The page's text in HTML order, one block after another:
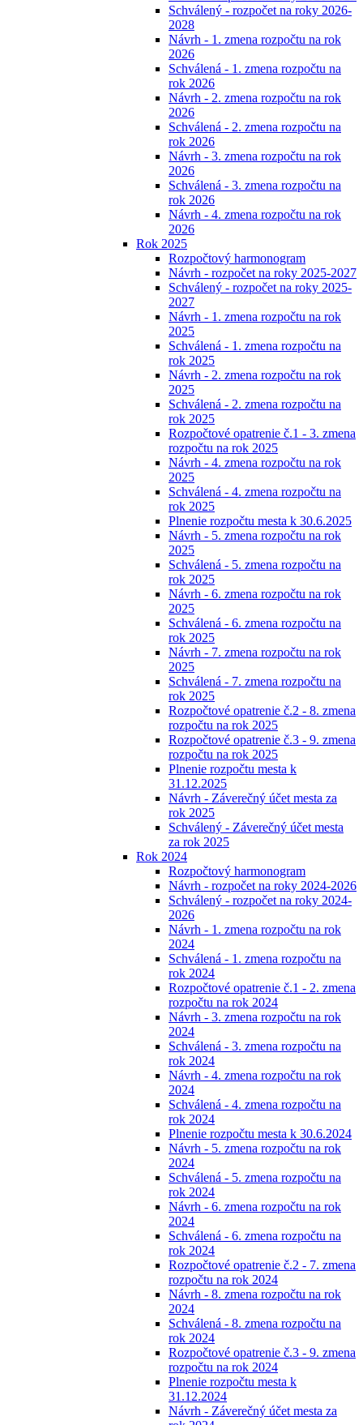
Schválený - rozpočet na roky 2026-
2028
Návrh - 1. zmena rozpočtu na rok
2026
Schválená - 1. zmena rozpočtu na
rok 2026
Návrh - 2. zmena rozpočtu na rok
2026
Schválená - 2. zmena rozpočtu na
rok 2026
Návrh - 3. zmena rozpočtu na rok
2026
Schválená - 3. zmena rozpočtu na
rok 2026
Návrh - 4. zmena rozpočtu na rok
2026
Rok 2025
Rozpočtový harmonogram
Návrh - rozpočet na roky 2025-2027
Schválený - rozpočet na roky 2025-
2027
Návrh - 1. zmena rozpočtu na rok
2025
Schválená - 1. zmena rozpočtu na
rok 2025
Návrh - 2. zmena rozpočtu na rok
2025
Schválená - 2. zmena rozpočtu na
rok 2025
Rozpočtové opatrenie č.1 - 3. zmena
rozpočtu na rok 2025
Návrh - 4. zmena rozpočtu na rok
2025
Schválená - 4. zmena rozpočtu na
rok 2025
Plnenie rozpočtu mesta k 30.6.2025
Návrh - 5. zmena rozpočtu na rok
2025
Schválená - 5. zmena rozpočtu na
rok 2025
Návrh - 6. zmena rozpočtu na rok
2025
Schválená - 6. zmena rozpočtu na
rok 2025
Návrh - 7. zmena rozpočtu na rok
2025
Schválená - 7. zmena rozpočtu na
rok 2025
Rozpočtové opatrenie č.2 - 8. zmena
rozpočtu na rok 2025
Rozpočtové opatrenie č.3 - 9. zmena
rozpočtu na rok 2025
Plnenie rozpočtu mesta k
31.12.2025
Návrh - Záverečný účet mesta za
rok 2025
Schválený - Záverečný účet mesta
za rok 2025
Rok 2024
Rozpočtový harmonogram
Návrh - rozpočet na roky 2024-2026
Schválený - rozpočet na roky 2024-
2026
Návrh - 1. zmena rozpočtu na rok
2024
Schválená - 1. zmena rozpočtu na
rok 2024
Rozpočtové opatrenie č.1 - 2. zmena
rozpočtu na rok 2024
Návrh - 3. zmena rozpočtu na rok
2024
Schválená - 3. zmena rozpočtu na
rok 2024
Návrh - 4. zmena rozpočtu na rok
2024
Schválená - 4. zmena rozpočtu na
rok 2024
Plnenie rozpočtu mesta k 30.6.2024
Návrh - 5. zmena rozpočtu na rok
2024
Schválená - 5. zmena rozpočtu na
rok 2024
Návrh - 6. zmena rozpočtu na rok
2024
Schválená - 6. zmena rozpočtu na
rok 2024
Rozpočtové opatrenie č.2 - 7. zmena
rozpočtu na rok 2024
Návrh - 8. zmena rozpočtu na rok
2024
Schválená - 8. zmena rozpočtu na
rok 2024
Rozpočtové opatrenie č.3 - 9. zmena
rozpočtu na rok 2024
Plnenie rozpočtu mesta k
31.12.2024
Návrh - Záverečný účet mesta za